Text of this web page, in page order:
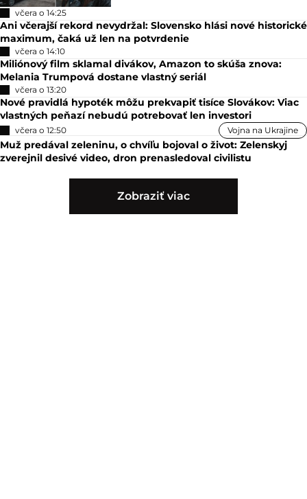
včera o 14:25
Ani včerajší rekord nevydržal: Slovensko hlási nové historické
maximum, čaká už len na potvrdenie
včera o 14:10
Miliónový film sklamal divákov, Amazon to skúša znova:
Melania Trumpová dostane vlastný seriál
včera o 13:20
Nové pravidlá hypoték môžu prekvapiť tisíce Slovákov: Viac
vlastných peňazí nebudú potrebovať len investori
včera o 12:50 Vojna na Ukrajine
Muž predával zeleninu, o chvíľu bojoval o život: Zelenskyj
zverejnil desivé video, dron prenasledoval civilistu
Zobraziť viac